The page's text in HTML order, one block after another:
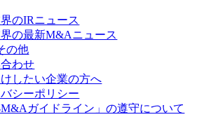
のIRニュース
の最新M&Aニュース
の他
わせ
したい企業の方へ
シーポリシー
M&Aガイドライン」の遵守について